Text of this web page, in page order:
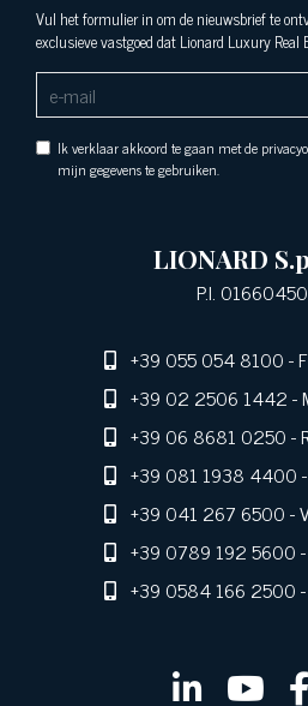
Vul het formulier in om de nieuwsbrief te
exclusieve vastgoed dat Lionard Luxury Real
Ik verklaar akkoord te gaan met de
mijn gegevens te gebruiken.
LIONARD
P.I.
+39 055 054 8100-
+39 02 2506 1442-
+39 06 8681 0250-
+39 081 1938 4400
+39 041 267 6500-
+39 0789 192 5600
+39 0584 166 2500